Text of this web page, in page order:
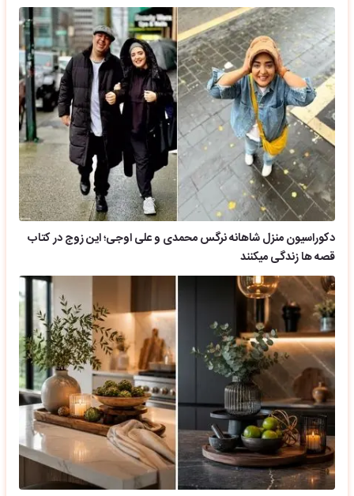
دکوراسیون منزل شاهانه نرگس محمدی و علی اوجی؛ این زوج در کتاب
قصه ها زندگی میکنند